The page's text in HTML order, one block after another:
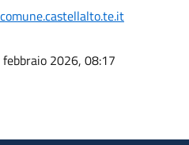
febbraio 2026, 08:17